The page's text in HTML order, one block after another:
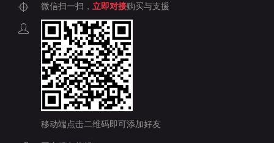
微信扫一扫， 立即对接购买与支援
移动端点击二维码即可添加好友